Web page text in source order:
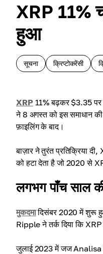
XRP 11%
हुआ
सूचना क्रिप्टोकरेंसी
XRP11% बढ़कर $3.35 पर
ने 8 अगस्त को इस समाधान
फ़ाइलिंग के बाद।
बाज़ार ने तुरंत प्रतिक्रिया
को हटा देता है जो 2020 से
लगभग पाँच साल
मुकदमादिसंबर 2020 में शुरू
Ripple ने तर्क दिया कि
जुलाई 2023 में जज Analisa